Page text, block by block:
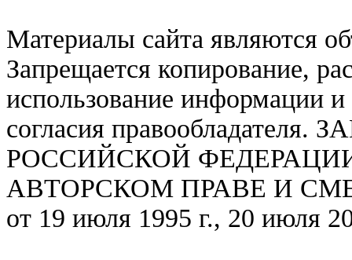
Материалы сайта являются
Запрещается копирование,
использование информации и
согласия
РОССИЙСКОЙ ФЕДЕРАЦИИ
АВТОРСКОМ ПРАВЕ И
от 19 июля 1995 г., 20 июля